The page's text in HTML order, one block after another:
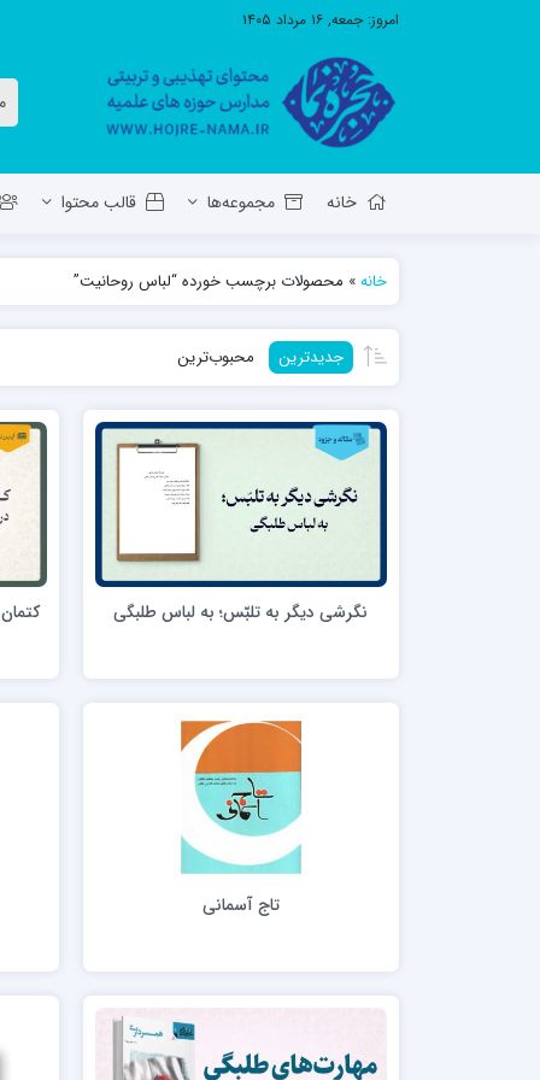
امروز: جمعه, ۱۶ مرداد ۱۴۰۵
خانه مجموعه‌ها قالب محتوا
معاونت تهذیب استان آ.ش
حوزه علمیه حضرت ولی عصر عج بناب
مدرسه علمیه صاحب الزمان عج مرند
مدرسه
مدرسه علمیه امام خمینی (ره)
مدرسه امام حسن عسگری ع
مدرسه علمیه دارالحکمة
حوزه علمیه امام صادق علیه السلام پرند
مدرسه علمیه آیت الله بهجت(ره)
مدرسه علمیه ائمه اطهار
مدرسه جهانگیرخان
مدرسه علمیه دارالهدی
مدرسه علمیه رسل
مدرسه علمیه شهید صدوقی(ره) واحد2
مدرسه شهید صدوقی ره واحد 4 (شهید ثانی)
مدرسه
خانه» محصولات برچسب خورده “لباس روحانیت”
جدیدترین محبوب‌ترین
نگرشی دیگر به تلبّس؛ به لباس طلبگی
تاج آسمانی